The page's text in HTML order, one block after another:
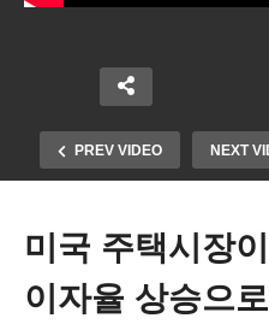
PREV VIDEO NEXT
미국 주택시장
이자율 상승으